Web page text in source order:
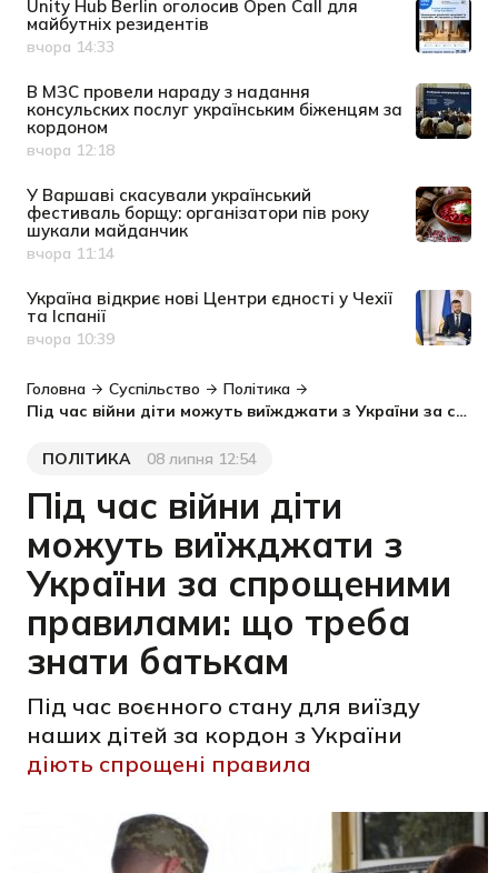
Unity Hub Berlin оголосив Open Call для
майбутніх резидентів
Дата публікації
вчора 14:33
В МЗС провели нараду з надання
консульских послуг українським біженцям за
кордоном
Дата публікації
вчора 12:18
У Варшаві скасували український
фестиваль борщу: організатори пів року
шукали майданчик
Дата публікації
вчора 11:14
Україна відкриє нові Центри єдності у Чехії
та Іспанії
Дата публікації
вчора 10:39
Головна Суспільство
Політика
Під час війни діти можуть виїжджати з України за спрощеними правилами: що треба знати батькам
Категорія
ПОЛІТИКА
Дата публікації08 липня 12:54
Під час війни діти
можуть виїжджати з
України за спрощеними
правилами: що треба
знати батькам
Під час воєнного стану для виїзду
наших дітей за кордон з України
діють спрощені правила